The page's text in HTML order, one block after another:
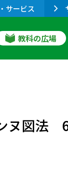
サービス
教科の広場
ンヌ図法